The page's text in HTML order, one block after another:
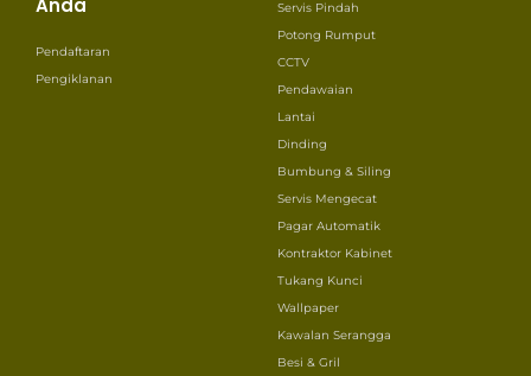
Anda
Pendaftaran
Pengiklanan
Servis Pindah
Potong Rumput
CCTV
Pendawaian
Lantai
Dinding
Bumbung & Siling
Servis Mengecat
Pagar Automatik
Kontraktor Kabinet
Tukang Kunci
Wallpaper
Kawalan Serangga
Besi & Gril